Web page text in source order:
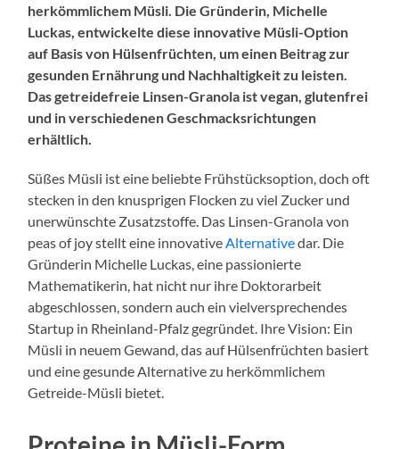
herkömmlichem Müsli. Die Gründerin, Michelle
Luckas, entwickelte diese innovative Müsli-Option
auf Basis von Hülsenfrüchten, um einen Beitrag zur
gesunden Ernährung und Nachhaltigkeit zu leisten.
Das getreidefreie Linsen-Granola ist vegan, glutenfrei
und in verschiedenen Geschmacksrichtungen
erhältlich.
Süßes Müsli ist eine beliebte Frühstücksoption, doch oft
stecken in den knusprigen Flocken zu viel Zucker und
unerwünschte Zusatzstoffe. Das Linsen-Granola von
peas of joy stellt eine innovative Alternativedar. Die
Gründerin Michelle Luckas, eine passionierte
Mathematikerin, hat nicht nur ihre Doktorarbeit
abgeschlossen, sondern auch ein vielversprechendes
Startup in Rheinland-Pfalz gegründet. Ihre Vision: Ein
Müsli in neuem Gewand, das auf Hülsenfrüchten basiert
und eine gesunde Alternative zu herkömmlichem
Getreide-Müsli bietet.